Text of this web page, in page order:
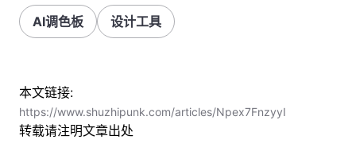
AI调色板 设计工具
本文链接:
https://www.shuzhipunk.com/articles/Npex7FnzyyI
转载请注明文章出处